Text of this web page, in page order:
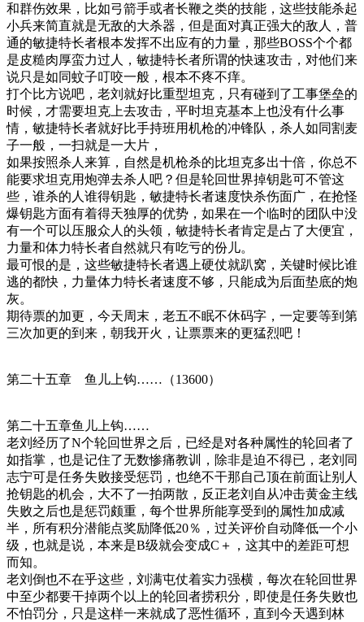
和群伤效果，比如弓箭手或者长鞭之类的技能，这些技能杀起
小兵来简直就是无敌的大杀器，但是面对真正强大的敌人，普
通的敏捷特长者根本发挥不出应有的力量，那些BOSS个个都
是皮糙肉厚蛮力过人，敏捷特长者所谓的快速攻击，对他们来
说只是如同蚊子叮咬一般，根本不疼不痒。
打个比方说吧，老刘就好比重型坦克，只有碰到了工事堡垒的
时候，才需要坦克上去攻击，平时坦克基本上也没有什么事
情，敏捷特长者就好比手持班用机枪的冲锋队，杀人如同割麦
子一般，一扫就是一大片，
如果按照杀人来算，自然是机枪杀的比坦克多出十倍，你总不
能要求坦克用炮弹去杀人吧？但是轮回世界掉钥匙可不管这
些，谁杀的人谁得钥匙，敏捷特长者速度快杀伤面广，在抢怪
爆钥匙方面有着得天独厚的优势，如果在一个临时的团队中没
有一个可以压服众人的头领，敏捷特长者肯定是占了大便宜，
力量和体力特长者自然就只有吃亏的份儿。
最可恨的是，这些敏捷特长者遇上硬仗就趴窝，关键时候比谁
逃的都快，力量体力特长者速度不够，只能成为后面垫底的炮
灰。
期待票的加更，今天周末，老五不眠不休码字，一定要等到第
三次加更的到来，朝我开火，让票票来的更猛烈吧！
第二十五章 鱼儿上钩……（13600）
第二十五章鱼儿上钩……
老刘经历了N个轮回世界之后，已经是对各种属性的轮回者了
如指掌，也是记住了无数惨痛教训，除非是迫不得已，老刘同
志宁可是任务失败接受惩罚，也绝不干那自己顶在前面让别人
抢钥匙的机会，大不了一拍两散，反正老刘自从冲击黄金主线
失败之后也是惩罚颇重，每个世界所能享受到的属性加成减
半，所有积分潜能点奖励降低20％，过关评价自动降低一个小
级，也就是说，本来是B级就会变成C＋，这其中的差距可想
而知。
老刘倒也不在乎这些，刘满屯仗着实力强横，每次在轮回世界
中至少都要干掉两个以上的轮回者捞积分，即使是任务失败也
不怕罚分，只是这样一来就成了恶性循环，直到今天遇到林